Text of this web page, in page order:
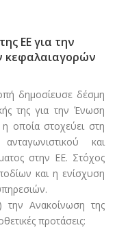
ΕΕ για την
κεφαλαιαγορών
δημοσίευσε δέσμη
της για την Ένωση
οποία στοχεύει στη
και
στην ΕΕ. Στόχος
και η ενίσχυση
την Ανακοίνωση της
προτάσεις: